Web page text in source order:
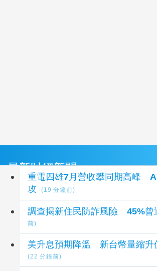
最新財經新聞
重電四雄7月營收攀同期高峰
攻
(19 分鐘前)
調查揭新住民防詐風險 45%曾
前)
美升息預期降溫 新台幣量縮升
(22 分鐘前)